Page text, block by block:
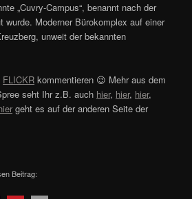
„Cuvry-Campus“, benannt nach der
wurde. Moderner Bürokomplex auf einer
unweit der bekannten
FLICKR kommentieren 😉 Mehr aus dem
seht Ihr z.B. auch hier, hier, hier,
geht es auf der anderen Seite der
Beitrag: